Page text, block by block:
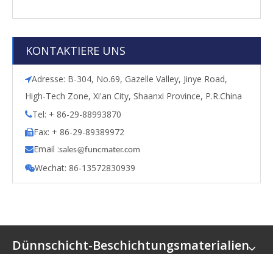
KONTAKTIERE UNS
Adresse: B-304, No.69, Gazelle Valley, Jinye Road,
High-Tech Zone, Xi'an City, Shaanxi Province, P.R.China
Tel: + 86-29-88993870
Fax: + 86-29-89389972
Email :sales@funcmater.com
Wechat: 86-13572830939
Dünnschicht-Beschichtungsmaterialien